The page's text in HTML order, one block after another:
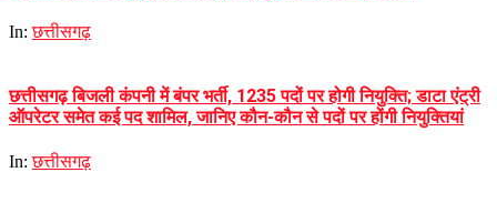
In: छत्तीसगढ़
छत्तीसगढ़ बिजली कंपनी में बंपर भर्ती, 1235 पदों पर होगी नियुक्ति; डाटा एंट्री
ऑपरेटर समेत कई पद शामिल, जानिए कौन-कौन से पदों पर होंगी नियुक्तियां
In: छत्तीसगढ़